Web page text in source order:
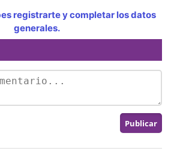
registrarte y completar los datos
generales.